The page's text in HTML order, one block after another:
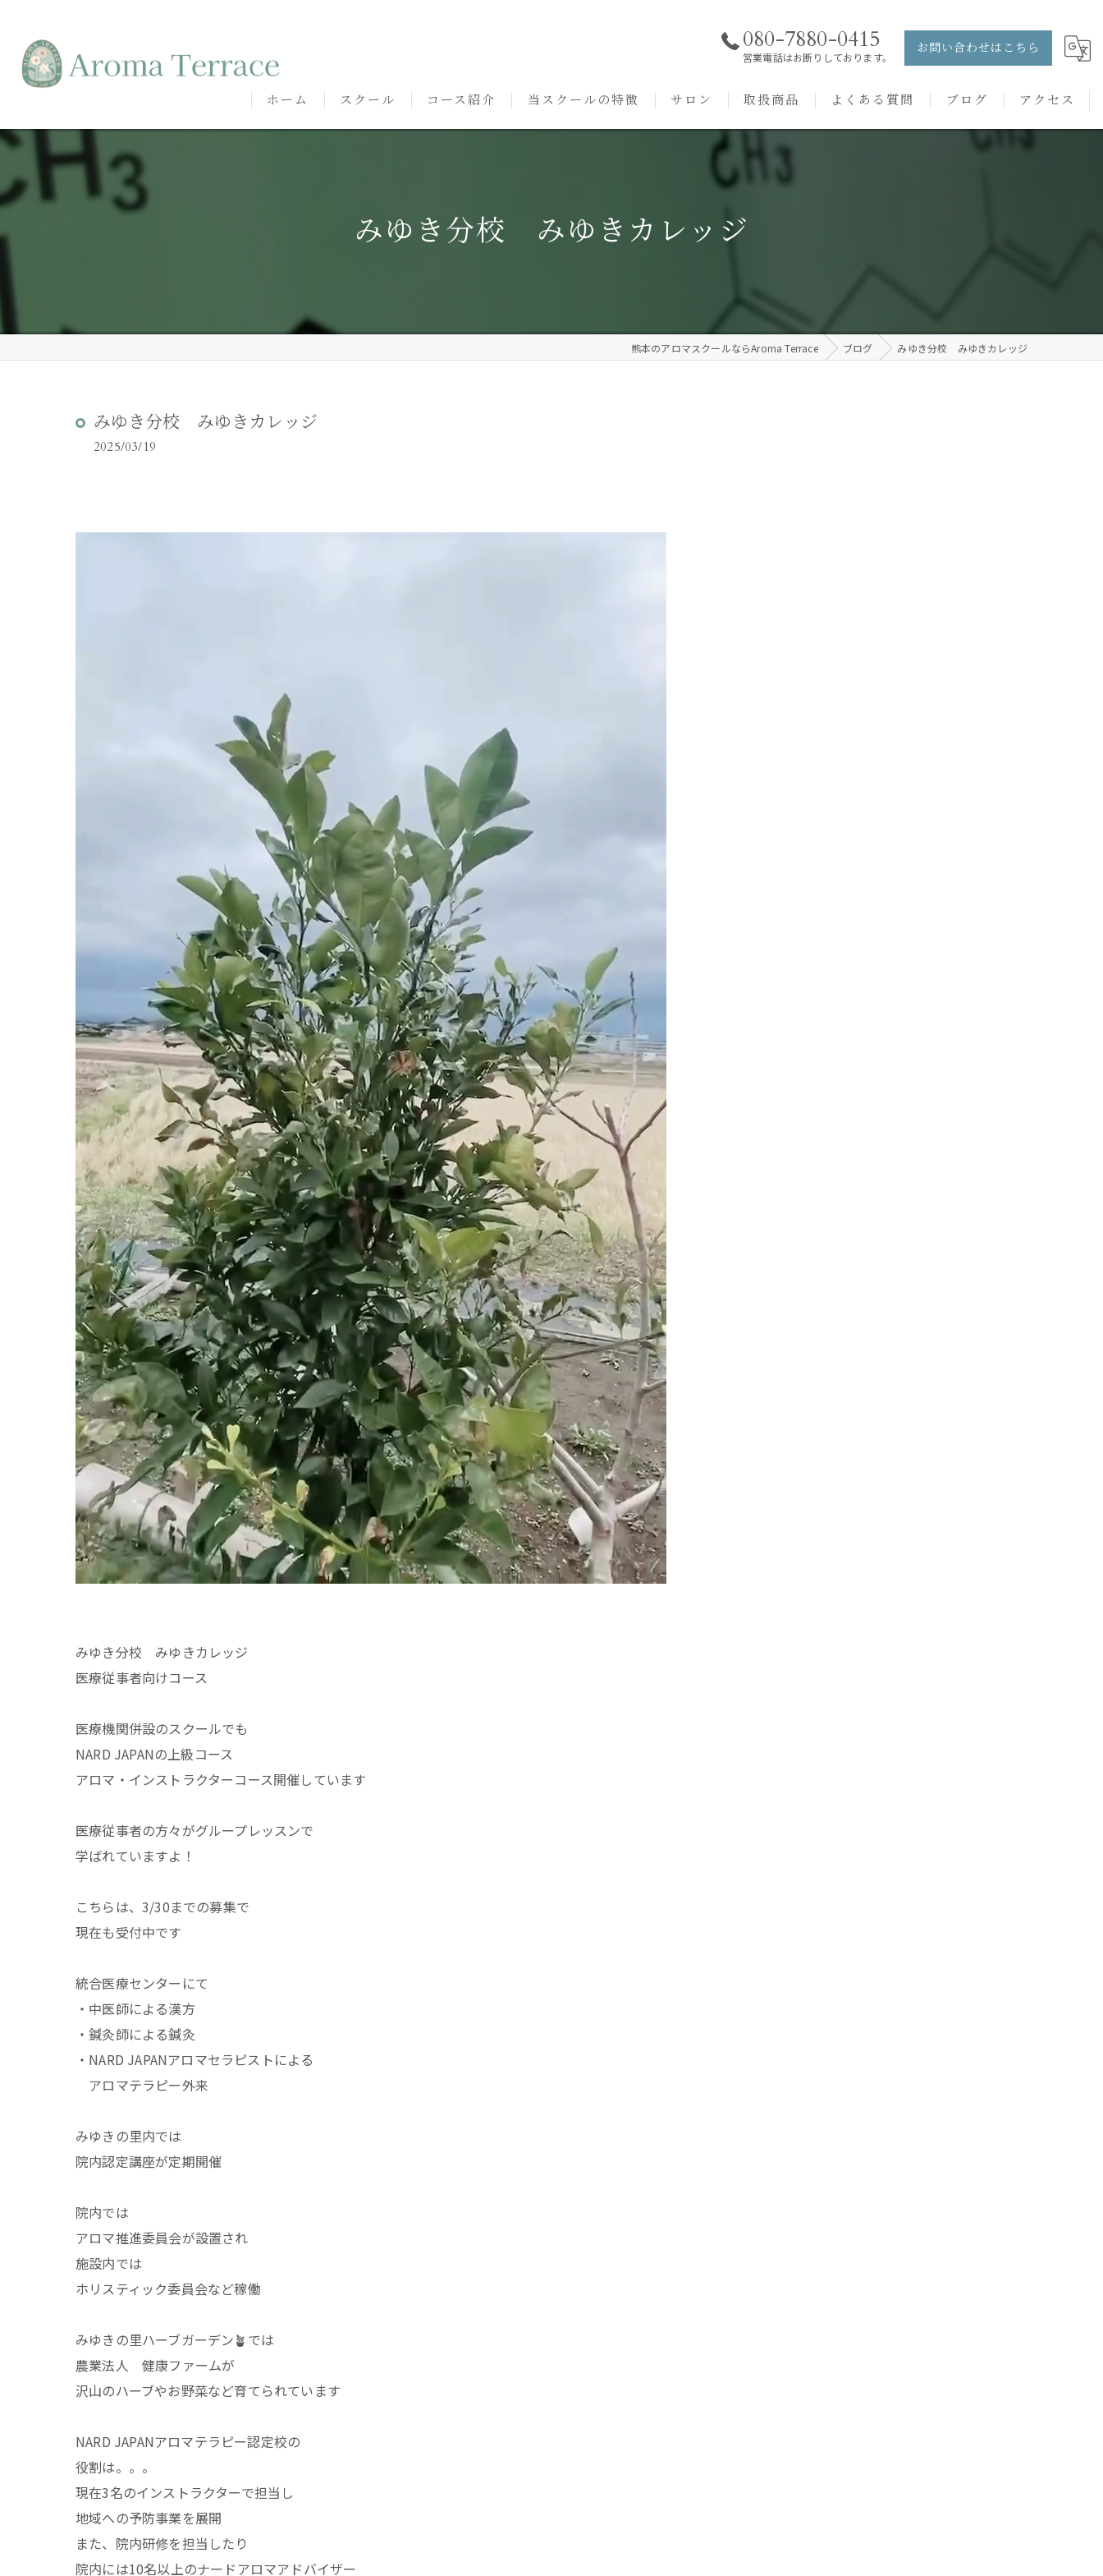
080-7880-0415
営業電話はお断りしております。
お問い合わせはこちら
ホーム スクール
代表挨拶
コース紹介
アロマ・インストラクターコース
クリニークアロマ リンパドレナージュコース
当スクールの特徴
セルフメディケーション
サロン
サロンメニュー
施術事例
取扱商品
PRANAROM
よくある質問 ブログ アクセス
みゆき分校 みゆきカレッジ
熊本のアロマスクールならAroma Terrace ブログ みゆき分校 みゆきカレッジ
みゆき分校 みゆきカレッジ
2025/03/19
みゆき分校 みゆきカレッジ
医療従事者向けコース
医療機関併設のスクールでも
NARD JAPANの上級コース
アロマ・インストラクターコース開催しています
医療従事者の方々がグループレッスンで
学ばれていますよ！
こちらは、3/30までの募集で
現在も受付中です
統合医療センターにて
・中医師による漢方
・鍼灸師による鍼灸
・NARD JAPANアロマセラピストによる
アロマテラピー外来
みゆきの里内では
院内認定講座が定期開催
院内では
アロマ推進委員会が設置され
施設内では
ホリスティック委員会など稼働
みゆきの里ハーブガーデン🪴では
農業法人 健康ファームが
沢山のハーブやお野菜など育てられています
NARD JAPANアロマテラピー認定校の
役割は。。。
現在3名のインストラクターで担当し
地域への予防事業を展開
また、院内研修を担当したり
院内には10名以上のナードアロマアドバイザー